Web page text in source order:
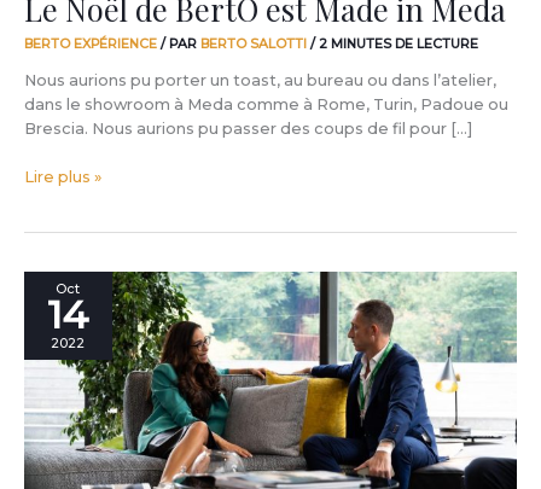
Le Noël de BertO est Made in Meda
BERTO EXPÉRIENCE / PAR BERTO SALOTTI /2 MINUTES DE LECTURE
Nous aurions pu porter un toast, au bureau ou dans l’atelier,
dans le showroom à Meda comme à Rome, Turin, Padoue ou
Brescia. Nous aurions pu passer des coups de fil pour […]
Lire plus »
Oct
14
2022
BertO
toujours
plus
clients
de
la
Suisse